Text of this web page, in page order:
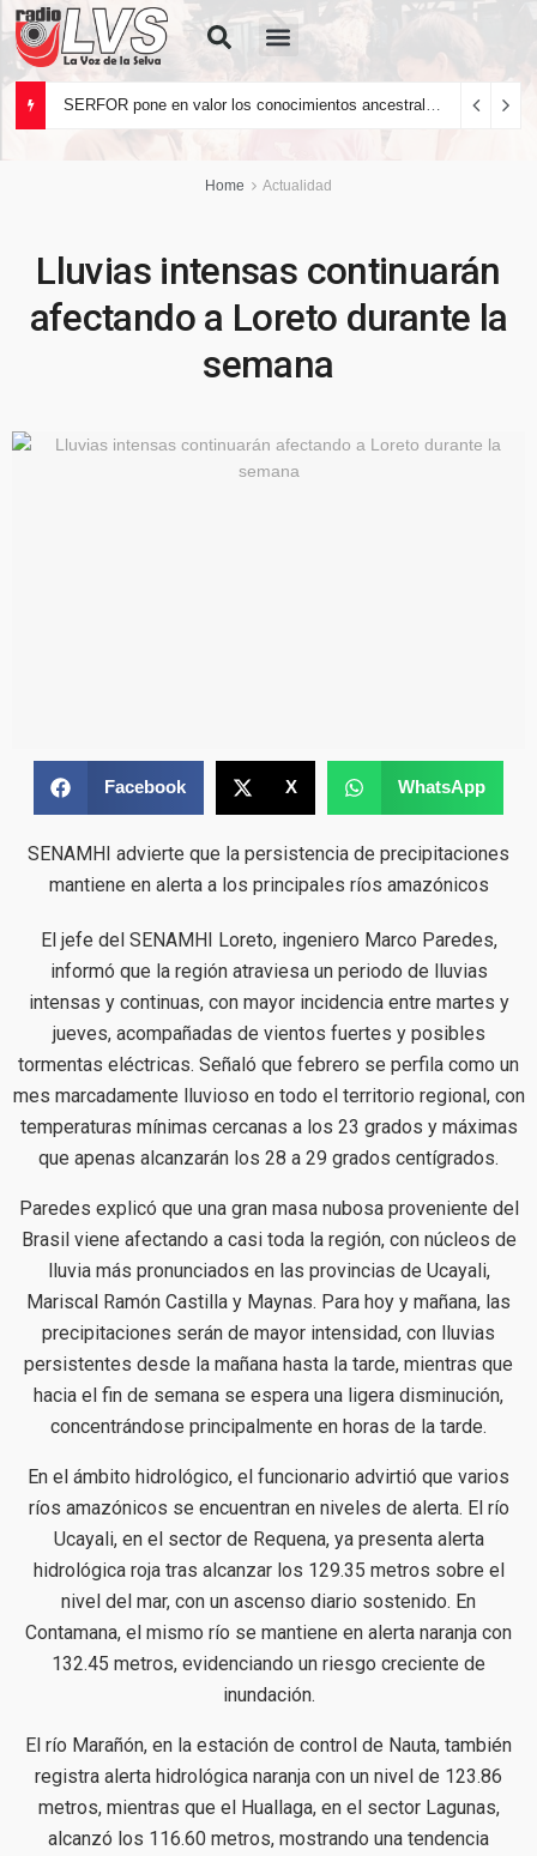
Home Actualidad
Lluvias intensas continuarán
afectando a Loreto durante la
semana
Facebook X WhatsApp
SENAMHI advierte que la persistencia de precipitaciones
mantiene en alerta a los principales ríos amazónicos
El jefe del SENAMHI Loreto, ingeniero Marco Paredes,
informó que la región atraviesa un periodo de lluvias
intensas y continuas, con mayor incidencia entre martes y
jueves, acompañadas de vientos fuertes y posibles
tormentas eléctricas. Señaló que febrero se perfila como un
mes marcadamente lluvioso en todo el territorio regional, con
temperaturas mínimas cercanas a los 23 grados y máximas
que apenas alcanzarán los 28 a 29 grados centígrados.
Paredes explicó que una gran masa nubosa proveniente del
Brasil viene afectando a casi toda la región, con núcleos de
lluvia más pronunciados en las provincias de Ucayali,
Mariscal Ramón Castilla y Maynas. Para hoy y mañana, las
precipitaciones serán de mayor intensidad, con lluvias
persistentes desde la mañana hasta la tarde, mientras que
hacia el fin de semana se espera una ligera disminución,
concentrándose principalmente en horas de la tarde.
En el ámbito hidrológico, el funcionario advirtió que varios
ríos amazónicos se encuentran en niveles de alerta. El río
Ucayali, en el sector de Requena, ya presenta alerta
hidrológica roja tras alcanzar los 129.35 metros sobre el
nivel del mar, con un ascenso diario sostenido. En
Contamana, el mismo río se mantiene en alerta naranja con
132.45 metros, evidenciando un riesgo creciente de
inundación.
El río Marañón, en la estación de control de Nauta, también
registra alerta hidrológica naranja con un nivel de 123.86
metros, mientras que el Huallaga, en el sector Lagunas,
alcanzó los 116.60 metros, mostrando una tendencia